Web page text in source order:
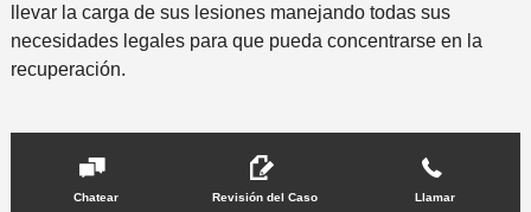
llevar la carga de sus lesiones manejando todas sus
necesidades legales para que pueda concentrarse en la
recuperación.
Chatear Revisión del Caso Llamar